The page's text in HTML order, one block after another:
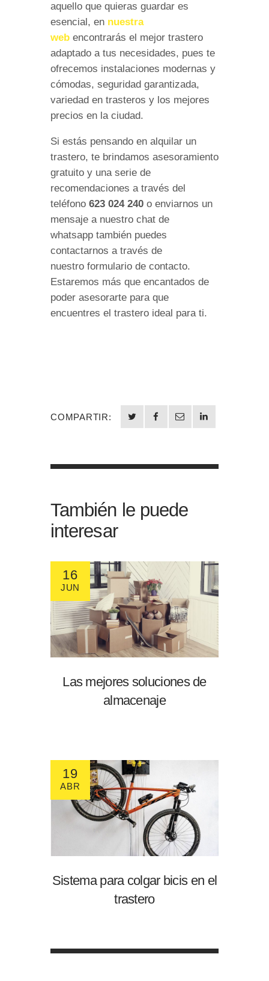
aquello que quieras guardar es
esencial, en nuestra
web encontrarás el mejor trastero
adaptado a tus necesidades, pues te
ofrecemos instalaciones modernas y
cómodas, seguridad garantizada,
variedad en trasteros y los mejores
precios en la ciudad.
Si estás pensando en alquilar un
trastero, te brindamos asesoramiento
gratuito y una serie de
recomendaciones a través del
teléfono 623 024 240 o enviarnos un
mensaje a nuestro chat de
whatsapp también puedes
contactarnos a través de
nuestro formulario de contacto.
Estaremos más que encantados de
poder asesorarte para que
encuentres el trastero ideal para ti.
COMPARTIR:
También le puede
interesar
16
JUN
Las mejores soluciones de
almacenaje
19
ABR
Sistema para colgar bicis en el
trastero